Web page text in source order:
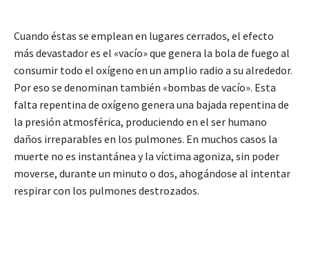
Cuando éstas se emplean en lugares cerrados, el efecto
más devastador es el «vacío» que genera la bola de fuego al
consumir todo el oxígeno en un amplio radio a su alrededor.
Por eso se denominan también «bombas de vacío». Esta
falta repentina de oxígeno genera una bajada repentina de
la presión atmosférica, produciendo en el ser humano
daños irreparables en los pulmones. En muchos casos la
muerte no es instantánea y la víctima agoniza, sin poder
moverse, durante un minuto o dos, ahogándose al intentar
respirar con los pulmones destrozados.